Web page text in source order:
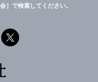
］で検索してください。